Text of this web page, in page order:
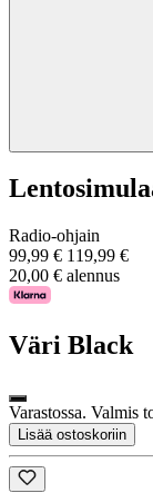
Radio-ohjain
99,99 € 119,99 €
20,00 € alennus
Väri Black
Varastossa. Valmis
Lisää ostoskoriin